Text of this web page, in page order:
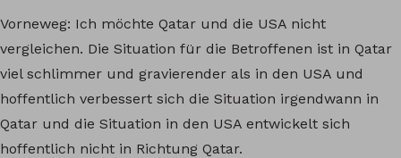
Vorneweg: Ich möchte Qatar und die USA nicht
vergleichen. Die Situation für die Betroffenen ist in Qatar
viel schlimmer und gravierender als in den USA und
hoffentlich verbessert sich die Situation irgendwann in
Qatar und die Situation in den USA entwickelt sich
hoffentlich nicht in Richtung Qatar.